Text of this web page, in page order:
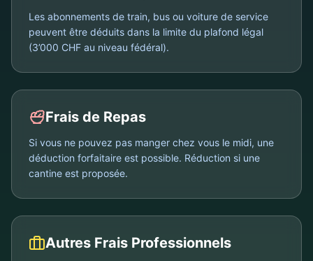
Les abonnements de train, bus ou voiture de service
peuvent être déduits dans la limite du plafond légal
(3’000 CHF au niveau fédéral).
Frais de Repas
Si vous ne pouvez pas manger chez vous le midi, une
déduction forfaitaire est possible. Réduction si une
cantine est proposée.
Autres Frais Professionnels